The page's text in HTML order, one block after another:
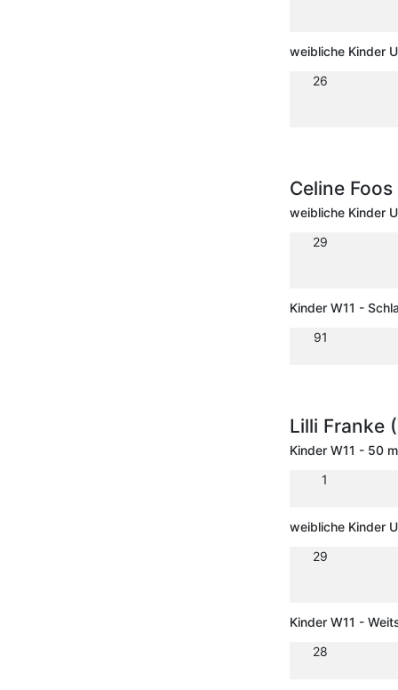
weibliche Kinder
26
Celine
weibliche Kinder
29
Kinder W11 -
91
Lilli Franke
Kinder W11 - 50 m
1
weibliche Kinder
29
Kinder W11 -
28